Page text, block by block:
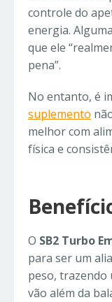
controle do
energia.
que ele
pena”.
No entanto, é
suplemento
melhor com
física e
O SB2 Turbo
para ser um
peso, trazendo
vão além da